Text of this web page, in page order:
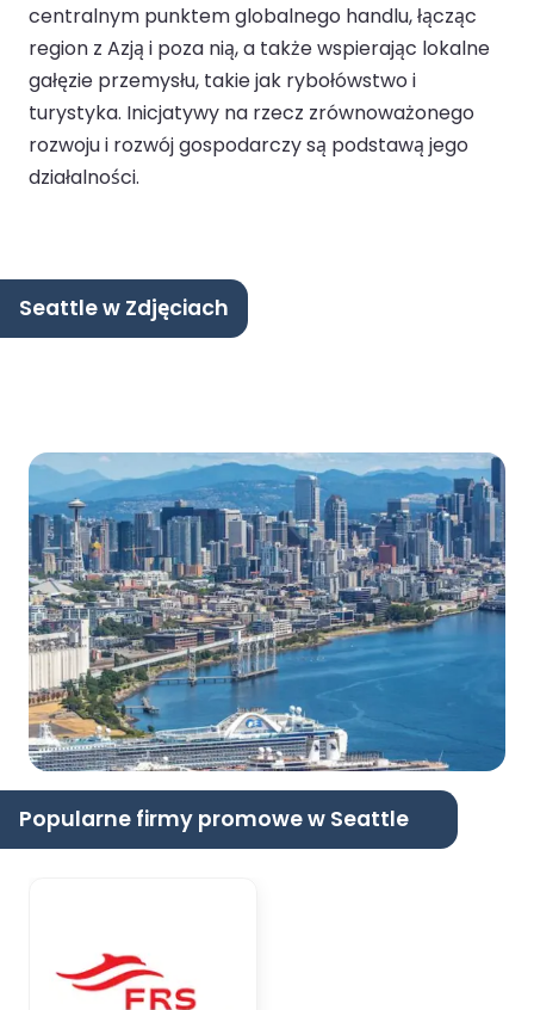
centralnym punktem globalnego handlu, łącząc
region z Azją i poza nią, a także wspierając lokalne
gałęzie przemysłu, takie jak rybołówstwo i
turystyka. Inicjatywy na rzecz zrównoważonego
rozwoju i rozwój gospodarczy są podstawą jego
działalności.
Seattle w Zdjęciach
Popularne firmy promowe w Seattle